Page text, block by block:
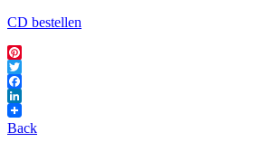
CD bestellen
Pinterest
Twitter
Facebook
LinkedIn
Back